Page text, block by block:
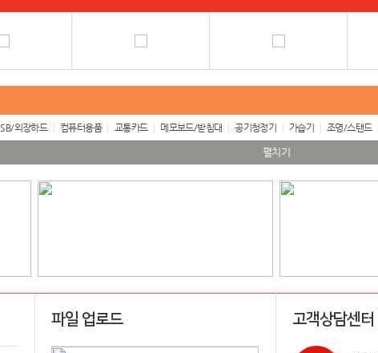
외장하드 컴퓨터용품 교통카드 메모보드/받침대 공기청정기 가습기 조명/스탠드
펼치기
파일 업로드 고객상담센터